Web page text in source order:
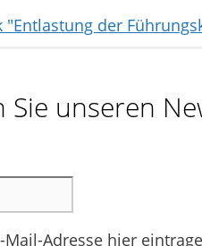
Sie unseren
Mail-Adresse hier